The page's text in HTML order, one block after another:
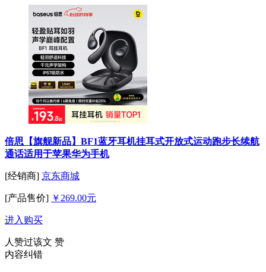
倍思【旗舰新品】BF1蓝牙耳机挂耳式开放式运动跑步长续航
通话适用于苹果华为手机
[经销商] 京东商城
[产品售价] ￥269.00元
进入购买
人赞过该文 赞
内容纠错